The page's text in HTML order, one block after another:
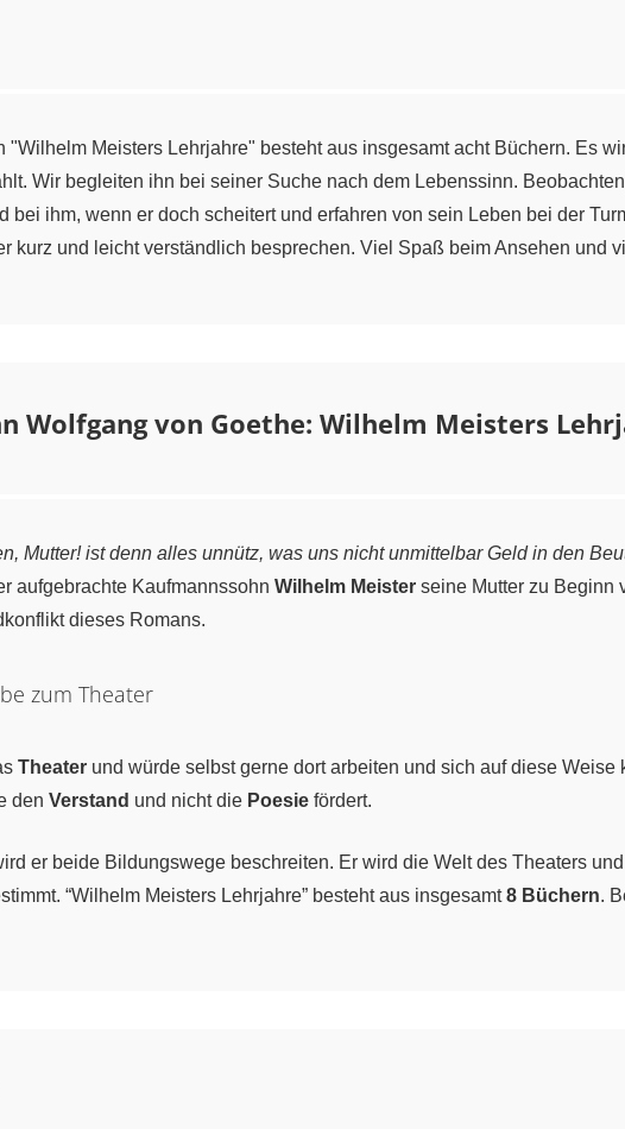
"Wilhelm Meisters Lehrjahre" besteht aus insgesamt acht Büchern. Es
Wir begleiten ihn bei seiner Suche nach dem Lebenssinn.
bei ihm, wenn er doch scheitert und erfahren von sein Leben bei der
kurz und leicht verständlich besprechen. Viel Spaß beim Ansehen und
Wolfgang von Goethe: Wilhelm Meisters
Mutter! ist denn alles unnütz, was uns nicht unmittelbar Geld in den
aufgebrachte Kaufmannssohn Wilhelm Meister seine Mutter zu Beginn
dieses Romans.
zum Theater
Theater und würde selbst gerne dort arbeiten und sich auf diese
den Verstand und nicht die Poesie fördert.
er beide Bildungswege beschreiten. Er wird die Welt des Theaters
“Wilhelm Meisters Lehrjahre” besteht aus insgesamt8 Büchern.